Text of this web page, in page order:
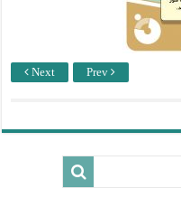
Next Prev